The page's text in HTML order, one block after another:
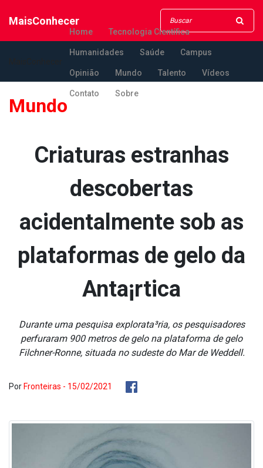
MaisConhecer
Home Tecnologia Científica
Humanidades Saúde Campus
Opinião Mundo Talento Vídeos
Contato Sobre
Mundo
Criaturas estranhas
descobertas
acidentalmente sob as
plataformas de gelo da
Anta¡rtica
Durante uma pesquisa explorata³ria, os pesquisadores
perfuraram 900 metros de gelo na plataforma de gelo
Filchner-Ronne, situada no sudeste do Mar de Weddell.
Por Fronteiras - 15/02/2021